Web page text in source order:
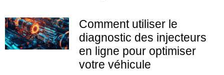
Comment utiliser le
diagnostic des injecteurs
en ligne pour optimiser
votre véhicule